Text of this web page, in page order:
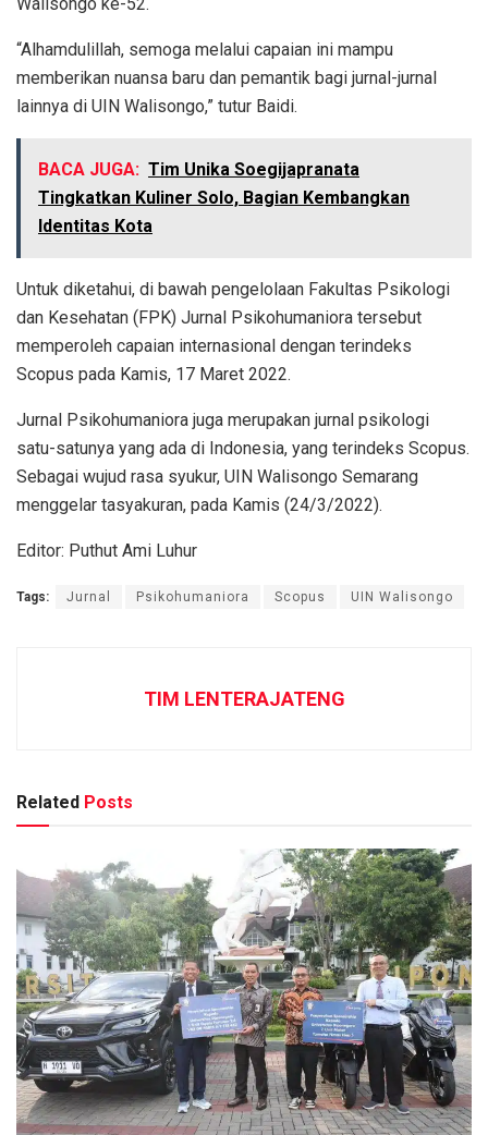
“Alhamdulillah, semoga melalui capaian ini mampu
memberikan nuansa baru dan pemantik bagi jurnal-jurnal
lainnya di UIN Walisongo,” tutur Baidi.
BACA JUGA: Tim Unika Soegijapranata
Tingkatkan Kuliner Solo, Bagian Kembangkan
Identitas Kota
Untuk diketahui, di bawah pengelolaan Fakultas Psikologi
dan Kesehatan (FPK) Jurnal Psikohumaniora tersebut
memperoleh capaian internasional dengan terindeks
Scopus pada Kamis, 17 Maret 2022.
Jurnal Psikohumaniora juga merupakan jurnal psikologi
satu-satunya yang ada di Indonesia, yang terindeks Scopus.
Sebagai wujud rasa syukur, UIN Walisongo Semarang
menggelar tasyakuran, pada Kamis (24/3/2022).
Editor: Puthut Ami Luhur
Tags: Jurnal Psikohumaniora Scopus UIN Walisongo
TIM LENTERAJATENG
Related Posts